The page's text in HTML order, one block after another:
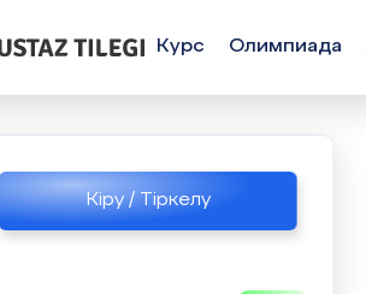
Кіру / Тіркелу
Курс Олимпиада